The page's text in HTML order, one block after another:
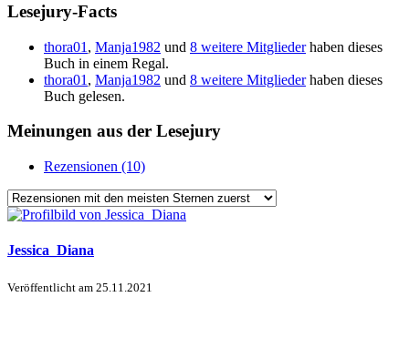
Lesejury-Facts
thora01 , Manja1982 und 8 weitere Mitgliederhaben dieses
Buch in einem Regal.
thora01 , Manja1982 und 8 weitere Mitgliederhaben dieses
Buch gelesen.
Meinungen aus der Lesejury
Rezensionen (10)
Jessica_Diana
Veröffentlicht am 25.11.2021